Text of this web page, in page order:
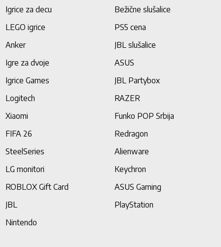
Igrice za decu
Bežične slušalice
LEGO igrice
PS5 cena
Anker
JBL slušalice
Igre za dvoje
ASUS
Igrice Games
JBL Partybox
Logitech
RAZER
Xiaomi
Funko POP Srbija
FIFA 26
Redragon
SteelSeries
Alienware
LG monitori
Keychron
ROBLOX Gift Card
ASUS Gaming
JBL
PlayStation
Nintendo